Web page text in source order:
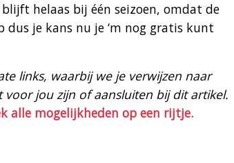
helaas bij één seizoen, omdat de
je kans nu je ‘m nog gratis kunt
links, waarbij we je verwijzen naar
jou zijn of aansluiten bij dit artikel.
alle mogelijkheden op een rijtje.